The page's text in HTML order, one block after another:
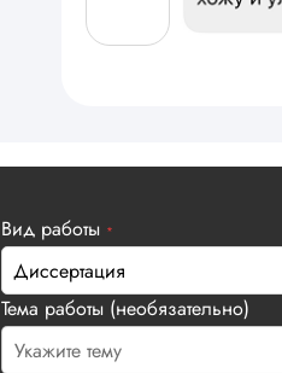
Вид работы *
Диссертация
Тема работы (необязательно)